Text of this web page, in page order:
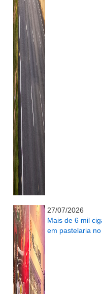
27/07/2026
Mais de 6 mil
em pastelaria